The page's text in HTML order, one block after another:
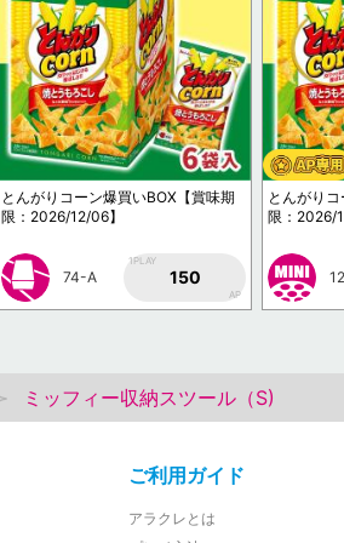
とんがりコーン爆買いBOX【賞味期
限：2026/12/06】
74-A
1PLAY
150
AP
とんがり
限：2026/
ミッフィー収納スツール（S)
ご利用ガイド
アラクレとは